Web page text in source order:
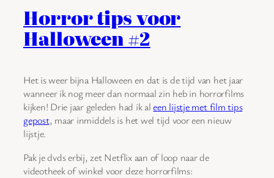
Horror tips voor
Halloween #2
Het is weer bijna Halloween en dat is de tijd van het jaar
wanneer ik nog meer dan normaal zin heb in horrorfilms
kijken! Drie jaar geleden had ik aleen lijstje met film tips
gepost, maar inmiddels is het wel tijd voor een nieuw
lijstje.
Pak je dvds erbij, zet Netflix aan of loop naar de
videotheek of winkel voor deze horrorfilms: